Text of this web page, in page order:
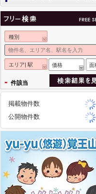
種別
エリア| 駅 価格 面
- 件該当
掲載物件数
公開物件数